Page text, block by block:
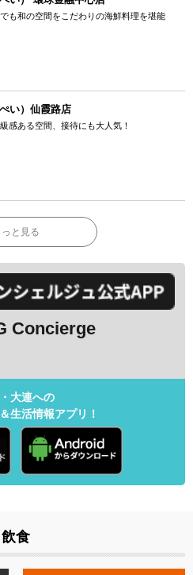
も和の空間をこだわりの海鮮料理を堪能
い）仙霞路店
感ある空間、接待にも大人気！
っと見る
Concierge
・大連への
生活情報アプリ！
飲食